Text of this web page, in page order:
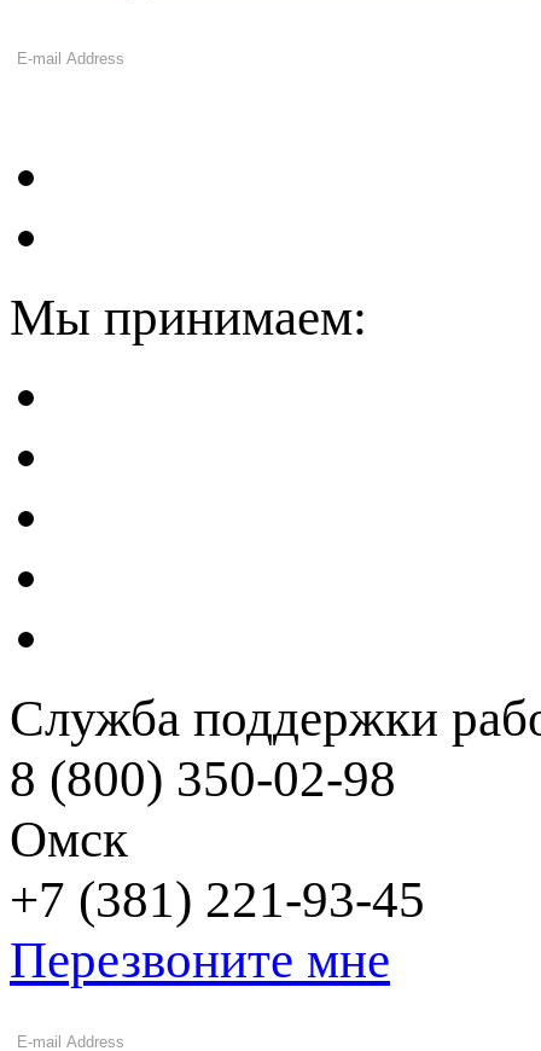
Мы принимаем:
Служба поддержки
8 (800) 350-02-98
Омск
+7 (381) 221-93-45
Перезвоните мне